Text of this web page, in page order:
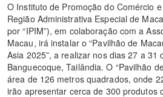
O Instituto de Promoção do Comércio
Região Administrativa Especial de
por “IPIM”), em colaboração com a
Macau, irá instalar o “Pavilhão de
Asia 2025”, a realizar nos dias 27 a 31
Banguecoque, Tailândia. O “Pavilhão
área de 126 metros quadrados, onde
irão apresentar cerca de 300 produtos